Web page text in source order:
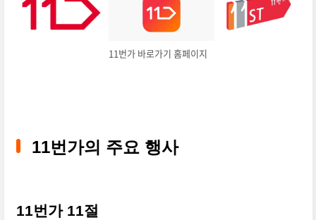
11번가 바로가기 홈페이지
11번가의 주요 행사
11번가 11절